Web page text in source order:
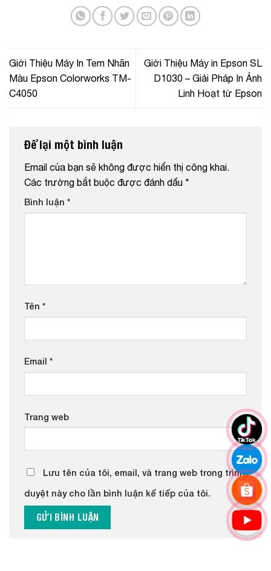
Giới Thiệu Máy In Tem Nhãn
Màu Epson Colorworks TM-
C4050
Giới Thiệu Máy in Epson SL
D1030 – Giải Pháp In Ảnh
Linh Hoạt từ Epson
Để lại một bình luận
Email của bạn sẽ không được hiển thị công khai.
Các trường bắt buộc được đánh dấu *
Bình luận *
Tên *
Email *
Trang web
Lưu tên của tôi, email, và trang web trong trình
duyệt này cho lần bình luận kế tiếp của tôi.